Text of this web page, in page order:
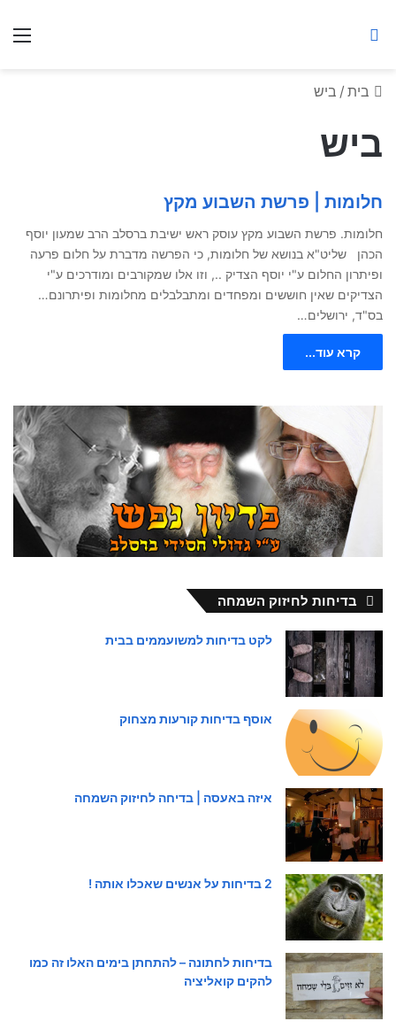
בית / ביש
ביש
חלומות | פרשת השבוע מקץ
חלומות. פרשת השבוע מקץ עוסק ראש ישיבת ברסלב הרב שמעון יוסף
הכהן שליט"א בנושא של חלומות, כי הפרשה מדברת על חלום פרעה
ופיתרון החלום ע"י יוסף הצדיק .., וזו אלו שמקורבים ומודרכים ע"י
הצדיקים שאין חוששים ומפחדים ומתבלבלים מחלומות ופיתרונם…
בס"ד, ירושלים…
קרא עוד...
בדיחות לחיזוק השמחה
לקט בדיחות למשועממים בבית
אוסף בדיחות קורעות מצחוק
איזה באעסה | בדיחה לחיזוק השמחה
2 בדיחות על אנשים שאכלו אותה !
בדיחות לחתונה – להתחתן בימים האלו זה כמו
להקים קואליציה